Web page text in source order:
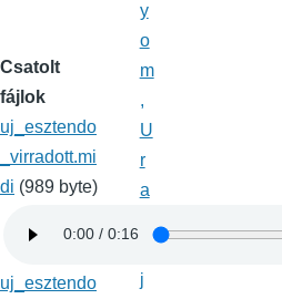
Csatolt
fájlok
uj_esztendo
_virradott.mi
di (989 byte)
uj_esztendo
y
o
m
,
U
r
a
j